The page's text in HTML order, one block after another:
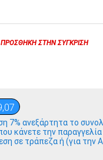
ΠΡΟΣΘΉΚΗ ΣΤΗΝ ΣΎΓΚΡΙΣΗ
7% ανεξάρτητα το
κάνετε την
σε τράπεζα ή (για την